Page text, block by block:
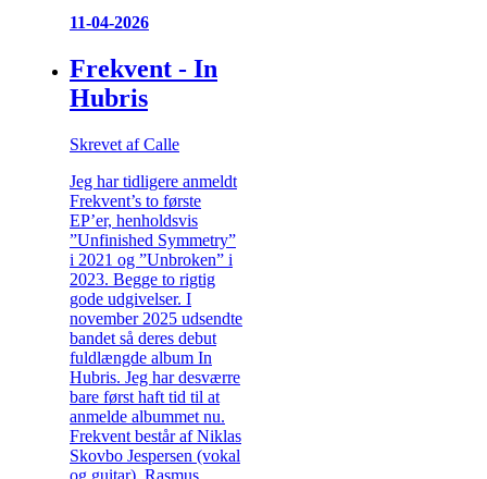
11-04-2026
Frekvent - In
Hubris
Skrevet af Calle
Jeg har tidligere anmeldt
Frekvent’s to første
EP’er, henholdsvis
”Unfinished Symmetry”
i 2021 og ”Unbroken” i
2023. Begge to rigtig
gode udgivelser. I
november 2025 udsendte
bandet så deres debut
fuldlængde album In
Hubris. Jeg har desværre
bare først haft tid til at
anmelde albummet nu.
Frekvent består af Niklas
Skovbo Jespersen (vokal
og guitar), Rasmus